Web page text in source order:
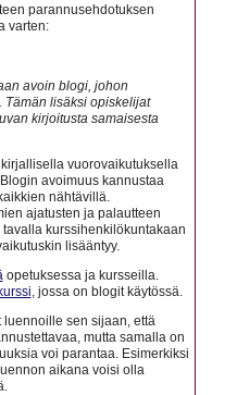
parannusehdotuksen
varten:
avoin blogi, johon
lisäksi opiskelijat
kirjoitusta samaisesta
vuorovaikutuksella
avoimuus kannustaa
nähtävillä.
ajatusten ja palautteen
kurssihenkilökuntakaan
lisääntyy.
opetuksessa ja kursseilla.
, jossa on blogit käytössä.
sen sijaan, että
mutta samalla on
voi parantaa. Esimerkiksi
aikana voisi olla